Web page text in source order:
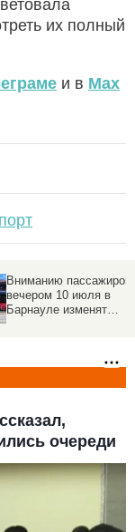
их полный
и в Max
Вниманию пассажиров:
вечером 10 июля в
Барнауле изменят
очереди